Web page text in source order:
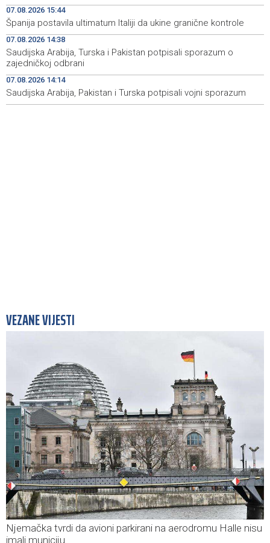
19:10
Rudari Milanovića ubijedili da ode kući, Memčić se već
ponovo vratio u jamu 'Raspotočje'
19:03
Sarajevo Film Festival presents Kinoscope and
Kinoscope Surreal programs
19:00 Najave događaja za 8. 8. 2026. godine (subota)
07.08.2026 15:44
Španija postavila ultimatum Italiji da ukine granične kontrole
07.08.2026 14:38
Saudijska Arabija, Turska i Pakistan potpisali sporazum o
zajedničkoj odbrani
07.08.2026 14:14
Saudijska Arabija, Pakistan i Turska potpisali vojni sporazum
VEZANE VIJESTI
Njemačka tvrdi da avioni parkirani na aerodromu Halle nisu
imali municiju